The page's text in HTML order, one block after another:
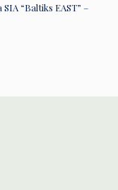
“Baltiks EAST” –